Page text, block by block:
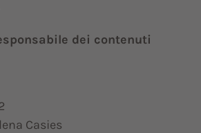
dei contenuti
Casies